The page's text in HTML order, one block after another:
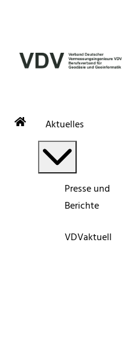
Aktuelles
Presse und
Berichte
VDVaktuell